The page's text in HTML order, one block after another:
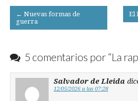
Post
navigation
← Nuevas formas de
guerra
El
5 comentarios por “La
Salvador de Lleida
12/05/2026 a las 07:28